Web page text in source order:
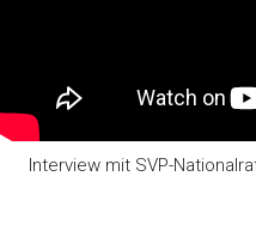
Interview mit SVP-